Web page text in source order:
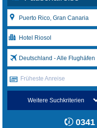
Deutschland - Alle Flughäfen
Früheste Anreise
Weitere Suchkriterien
0341